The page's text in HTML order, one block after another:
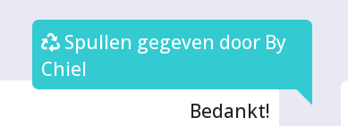
Spullen gegeven door By
Chiel
Bedankt!